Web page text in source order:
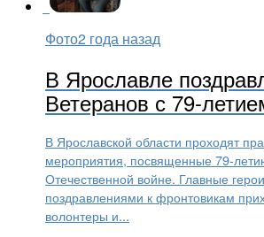
Фото2 года назад
В Ярославле
Ветеранов с 79-
В Ярославской области проходят
мероприятия, посвященные 79-
Отечественной войне. Главные
поздравлениями к фронтовикам
волонтеры и...